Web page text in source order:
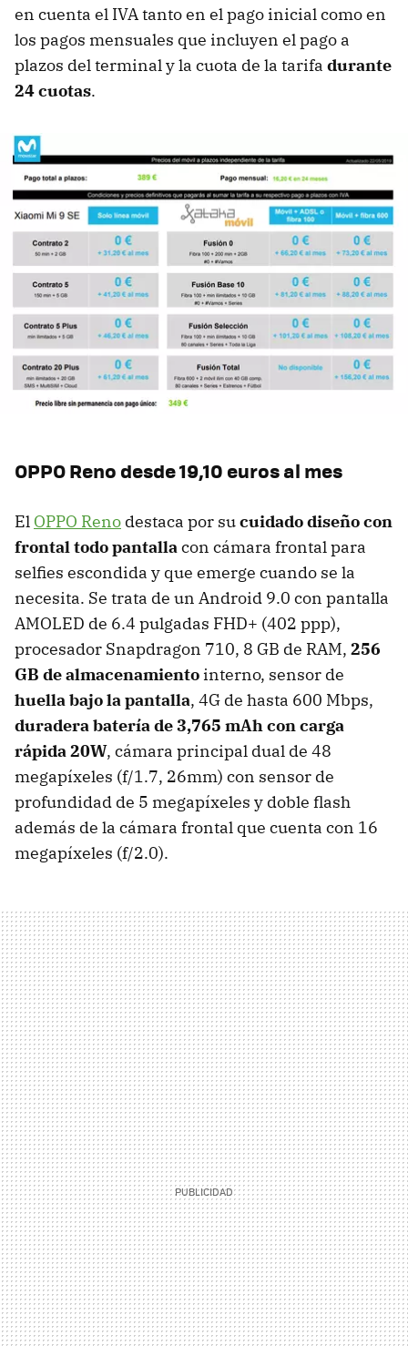
en cuenta el IVA tanto en el pago inicial como en
los pagos mensuales que incluyen el pago a
plazos del terminal y la cuota de la tarifa durante
24 cuotas.
OPPO Reno desde 19,10 euros al mes
El OPPO Reno destaca por sucuidado diseño con
frontal todo pantallacon cámara frontal para
selfies escondida y que emerge cuando se la
necesita. Se trata de un Android 9.0 con pantalla
AMOLED de 6.4 pulgadas FHD+ (402 ppp),
procesador Snapdragon 710, 8 GB de RAM, 256
GB de almacenamiento interno, sensor de
huella bajo la pantalla, 4G de hasta 600 Mbps,
duradera batería de 3,765 mAh con carga
rápida 20W, cámara principal dual de 48
megapíxeles (f/1.7, 26mm) con sensor de
profundidad de 5 megapíxeles y doble flash
además de la cámara frontal que cuenta con 16
megapíxeles (f/2.0).